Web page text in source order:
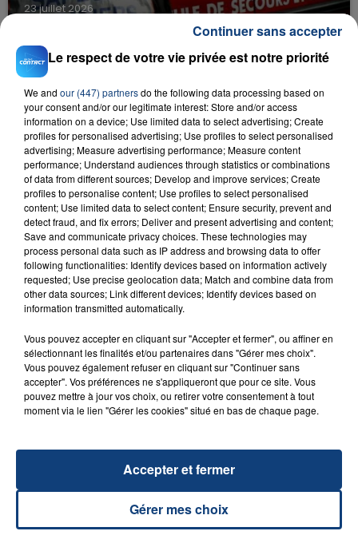
23 juillet 2026
INCENDIE MORTEL À LENS : UNE FEMME ET
SON BÉBÉ ENTRE LA VIE ET LA...
Un homme s'est immolé par le feu après avoir
aspergé sa compagne et leur bébé de trois mois
d'un liquide inflammable.
20 juillet 2026
UNE ADOLESCENTE DEVANT SE FAIRE
OPÉRER DE LA CHEVILLE RESSORT DE LA...
La famille a porté plainte contre la clinique qui a
reconnu sa responsabilité et présenté ses
excuses.
TITRES DIFFUSÉS
14h57
14h57
BILLIE EILISH
14h54
14h54
BAD BUNNY
Le respect de votre vie privée est notre priorité
We and our (447) partnersdo the following data processing based on
your consent and/or our legitimate interest: Store and/or access
information on a device; Use limited data to select advertising; Create
profiles for personalised advertising; Use profiles to select personalised
advertising; Measure advertising performance; Measure content
performance; Understand audiences through statistics or combinations
of data from different sources; Develop and improve services; Create
profiles to personalise content; Use profiles to select personalised
content; Use limited data to select content; Ensure security, prevent and
detect fraud, and fix errors; Deliver and present advertising and content;
Save and communicate privacy choices. These technologies may
process personal data such as IP address and browsing data to offer
following functionalities: Identify devices based on information actively
requested; Use precise geolocation data; Match and combine data from
other data sources; Link different devices; Identify devices based on
information transmitted automatically.
Vous pouvez accepter en cliquant sur "Accepter et fermer", ou affiner en
sélectionnant les finalités et/ou partenaires dans "Gérer mes choix".
Vous pouvez également refuser en cliquant sur "Continuer sans
accepter". Vos préférences ne s'appliqueront que pour ce site. Vous
pouvez mettre à jour vos choix, ou retirer votre consentement à tout
moment via le lien "Gérer les cookies" situé en bas de chaque page.
Gérer mes choix
Accepter et fermer
Continuer sans accepter